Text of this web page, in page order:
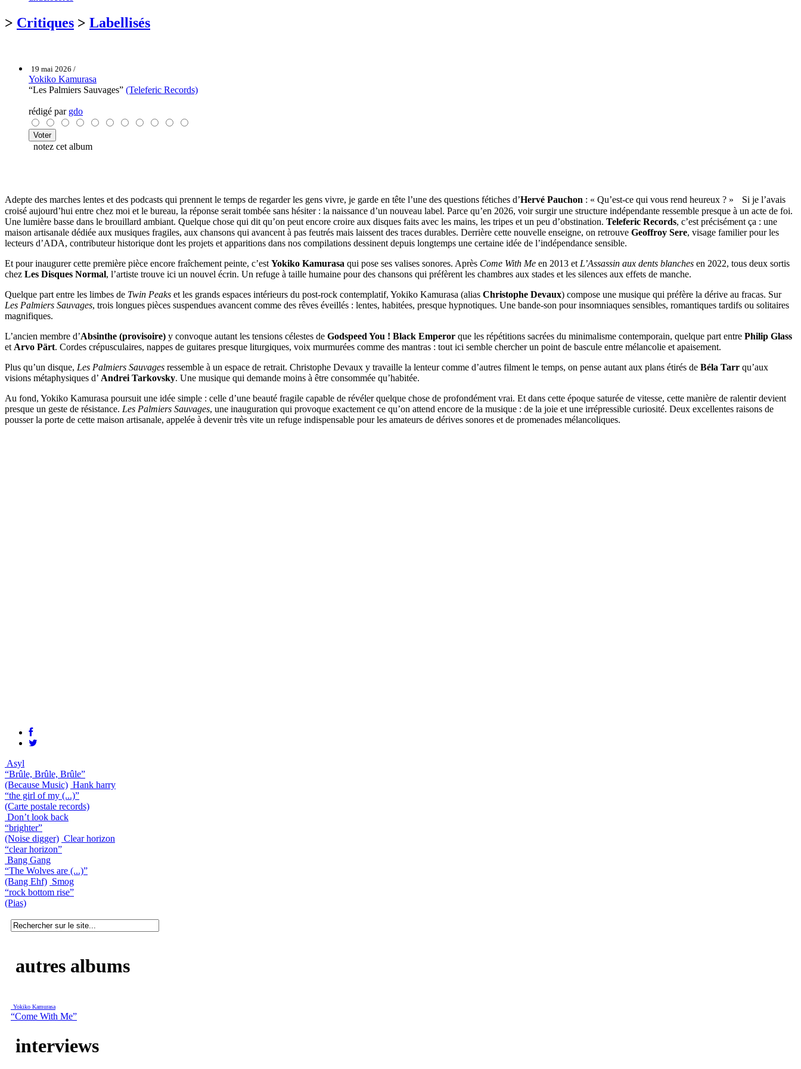
> Critiques > Labellisés
19 mai 2026 /
Yokiko Kamurasa
“Les Palmiers Sauvages” (Teleferic Records)
rédigé par gdo
notez cet album
Adepte des marches lentes et des podcasts qui prennent le temps de regarder les gens vivre, je garde en tête l’une des questions fétiches d’Hervé Pauchon : « Qu’est-ce qui vous rend heureux ? » Si je l’avais
croisé aujourd’hui entre chez moi et le bureau, la réponse serait tombée sans hésiter : la naissance d’un nouveau label. Parce qu’en 2026, voir surgir une structure indépendante ressemble presque à un acte de foi.
Une lumière basse dans le brouillard ambiant. Quelque chose qui dit qu’on peut encore croire aux disques faits avec les mains, les tripes et un peu d’obstination. Teleferic Records, c’est précisément ça : une
maison artisanale dédiée aux musiques fragiles, aux chansons qui avancent à pas feutrés mais laissent des traces durables. Derrière cette nouvelle enseigne, on retrouve Geoffroy Sere, visage familier pour les
lecteurs d’ADA, contributeur historique dont les projets et apparitions dans nos compilations dessinent depuis longtemps une certaine idée de l’indépendance sensible.
Et pour inaugurer cette première pièce encore fraîchement peinte, c’est Yokiko Kamurasa qui pose ses valises sonores. Après Come With Me en 2013 et L’Assassin aux dents blanches en 2022, tous deux sortis
chez Les Disques Normal, l’artiste trouve ici un nouvel écrin. Un refuge à taille humaine pour des chansons qui préfèrent les chambres aux stades et les silences aux effets de manche.
Quelque part entre les limbes de Twin Peaks et les grands espaces intérieurs du post-rock contemplatif, Yokiko Kamurasa (alias Christophe Devaux) compose une musique qui préfère la dérive au fracas. Sur
Les Palmiers Sauvages, trois longues pièces suspendues avancent comme des rêves éveillés : lentes, habitées, presque hypnotiques. Une bande-son pour insomniaques sensibles, romantiques tardifs ou solitaires
magnifiques.
L’ancien membre d’Absinthe (provisoire) y convoque autant les tensions célestes de Godspeed You ! Black Emperor que les répétitions sacrées du minimalisme contemporain, quelque part entre Philip Glass
et Arvo Pärt. Cordes crépusculaires, nappes de guitares presque liturgiques, voix murmurées comme des mantras : tout ici semble chercher un point de bascule entre mélancolie et apaisement.
Plus qu’un disque, Les Palmiers Sauvages ressemble à un espace de retrait. Christophe Devaux y travaille la lenteur comme d’autres filment le temps, on pense autant aux plans étirés de Béla Tarr qu’aux
visions métaphysiques d’ Andrei Tarkovsky. Une musique qui demande moins à être consommée qu’habitée.
Au fond, Yokiko Kamurasa poursuit une idée simple : celle d’une beauté fragile capable de révéler quelque chose de profondément vrai. Et dans cette époque saturée de vitesse, cette manière de ralentir devient
presque un geste de résistance. Les Palmiers Sauvages, une inauguration qui provoque exactement ce qu’on attend encore de la musique : de la joie et une irrépressible curiosité. Deux excellentes raisons de
pousser la porte de cette maison artisanale, appelée à devenir très vite un refuge indispensable pour les amateurs de dérives sonores et de promenades mélancoliques.
Asyl
“Brûle, Brûle, Brûle”
(Because Music) Hank harry
“the girl of my (...)”
(Carte postale records)
Don’t look back
“brighter”
(Noise digger) Clear horizon
“clear horizon”
Bang Gang
“The Wolves are (...)”
(Bang Ehf) Smog
“rock bottom rise”
(Pias)
autres albums
Yokiko Kamurasa
“Come With Me”
interviews